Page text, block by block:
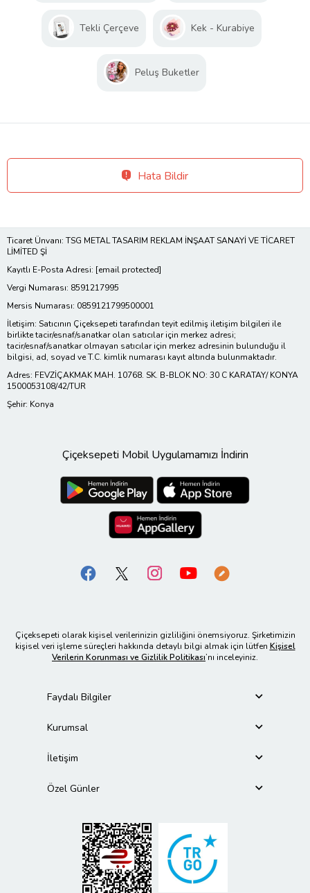
Tekli Çerçeve Kek - Kurabiye
Peluş Buketler
Hata Bildir
Ticaret Ünvanı: TSG METAL TASARIM REKLAM İNŞAAT SANAYİ VE TİCARET
LİMİTED Şİ
Kayıtlı E-Posta Adresi: [email protected]
Vergi Numarası: 8591217995
Mersis Numarası: 0859121799500001
İletişim: Satıcının Çiçeksepeti tarafından teyit edilmiş iletişim bilgileri ile
birlikte tacir/esnaf/sanatkar olan satıcılar için merkez adresi;
tacir/esnaf/sanatkar olmayan satıcılar için merkez adresinin bulunduğu il
bilgisi, ad, soyad ve T.C. kimlik numarası kayıt altında bulunmaktadır.
Adres: FEVZİÇAKMAK MAH. 10768. SK. B-BLOK NO: 30 C KARATAY/ KONYA
1500053108/42/TUR
Şehir: Konya
Çiçeksepeti Mobil Uygulamamızı İndirin
Çiçeksepeti olarak kişisel verilerinizin gizliliğini önemsiyoruz. Şirketimizin
kişisel veri işleme süreçleri hakkında detaylı bilgi almak için lütfen Kişisel
Verilerin Korunması ve Gizlilik Politikası’nı inceleyiniz.
Faydalı Bilgiler
Kurumsal
İletişim
Özel Günler